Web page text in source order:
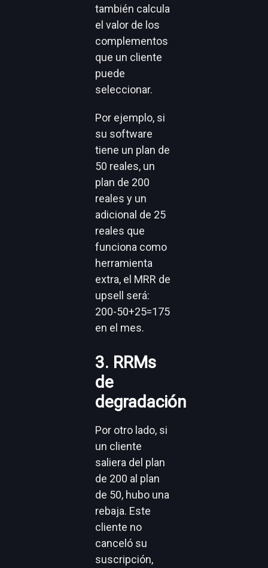
también calcula
el valor de los
complementos
que un cliente
puede
seleccionar.
Por ejemplo, si
su software
tiene un plan de
50 reales, un
plan de 200
reales y un
adicional de 25
reales que
funciona como
herramienta
extra, el MRR de
upsell será:
200-50+25=175
en el mes.
3. RRMs
de
degradación
Por otro lado, si
un cliente
saliera del plan
de 200 al plan
de 50, hubo una
rebaja. Este
cliente no
canceló su
suscripción,